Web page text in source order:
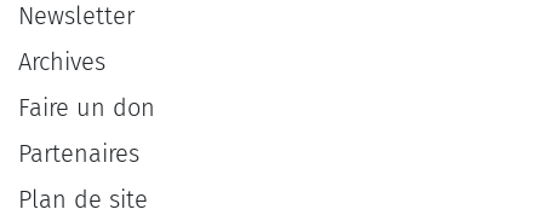
Newsletter
Archives
Faire un don
Partenaires
Plan de site